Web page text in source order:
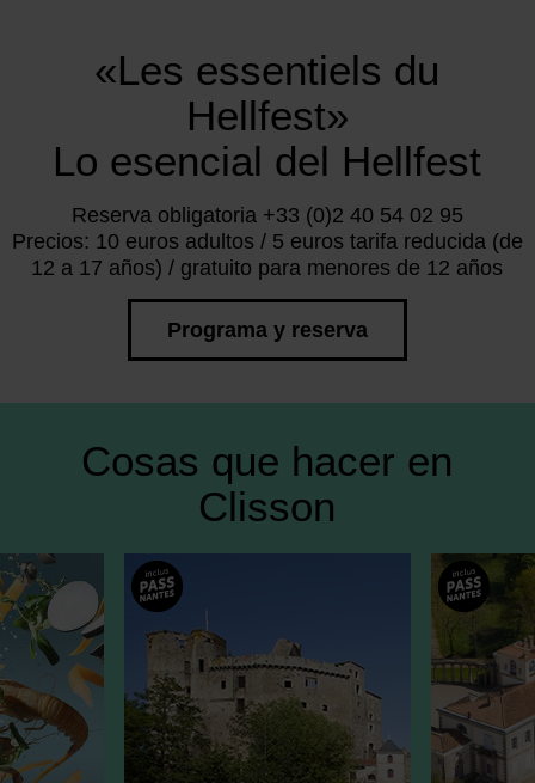
«Les essentiels du
Hellfest»
Lo esencial del Hellfest
Reserva obligatoria +33 (0)2 40 54 02 95
Precios: 10 euros adultos / 5 euros tarifa reducida (de
12 a 17 años) / gratuito para menores de 12 años
Programa y reserva
Cosas que hacer en
Clisson